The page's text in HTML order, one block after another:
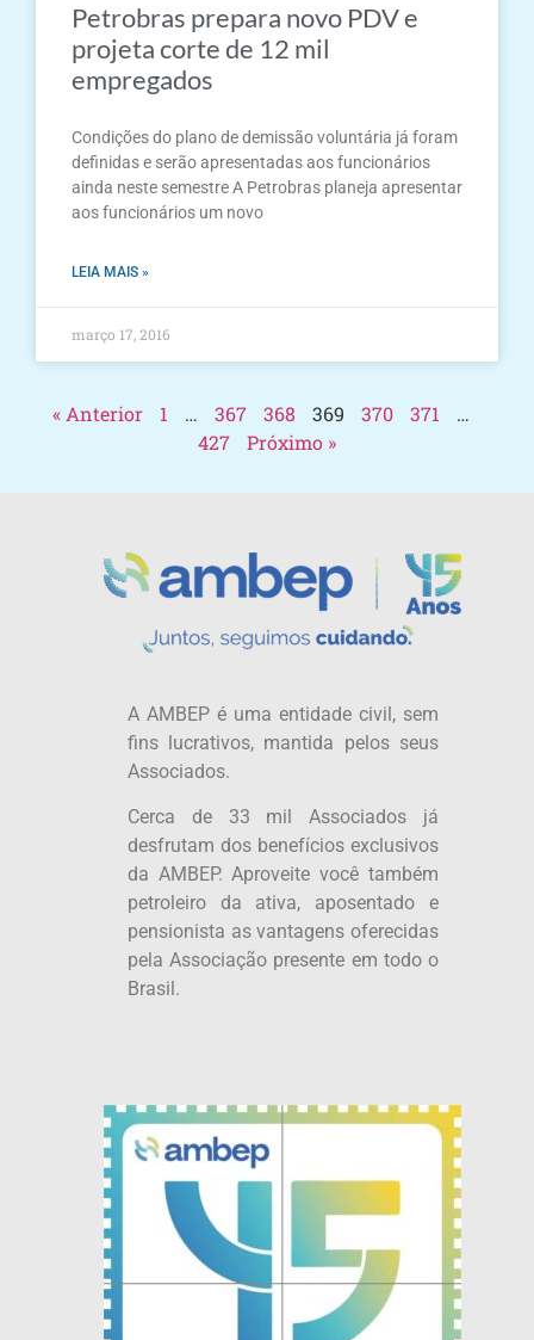
Petrobras prepara novo PDV e
projeta corte de 12 mil
empregados
Condições do plano de demissão voluntária já foram
definidas e serão apresentadas aos funcionários
ainda neste semestre A Petrobras planeja apresentar
aos funcionários um novo
LEIA MAIS »
março 17, 2016
« Anterior 1 … 367 368 369 370 371
…
427
Próximo »
A AMBEP é uma entidade civil, sem
fins lucrativos, mantida pelos seus
Associados.
Cerca de 33 mil Associados já
desfrutam dos benefícios exclusivos
da AMBEP. Aproveite você também
petroleiro da ativa, aposentado e
pensionista as vantagens oferecidas
pela Associação presente em todo o
Brasil.